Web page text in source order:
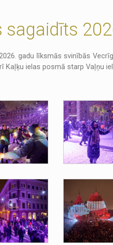
gadu līksmās svinībās
Kaļķu ielas posmā starp Vaļņu